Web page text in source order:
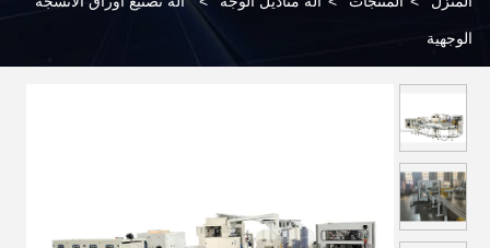
الوجهية